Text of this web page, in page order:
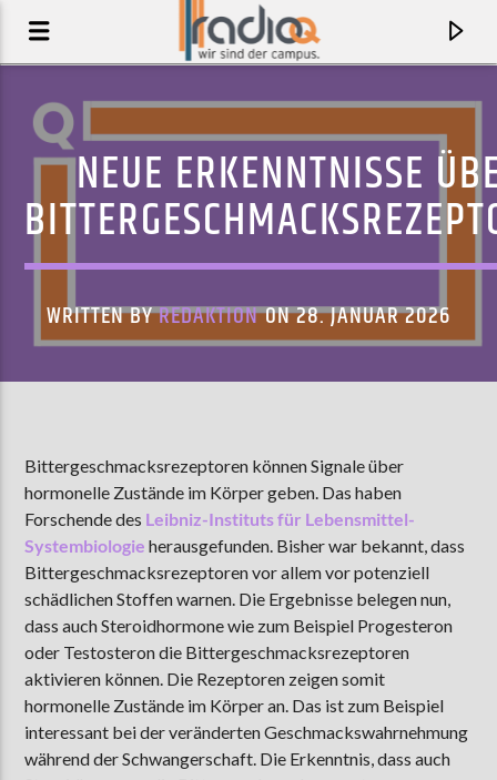
BACK AROUND
FEE VAN DEELEN
AKTUELLE SENDUNG
MOEBIUS
00:00 09:00
ZU HÖREN INMünster90,9 MHzSteinfurt103,9 MHz
NEUE ERKENNTNISSE
WRITTEN BYREDAKTIONON 28. JANUAR 2026
Bittergeschmacksrezeptoren können Signale über
hormonelle Zustände im Körper geben. Das haben
Forschende des Leibniz-Instituts für Lebensmittel-
Systembiologie herausgefunden. Bisher war bekannt, dass
Bittergeschmacksrezeptoren vor allem vor potenziell
schädlichen Stoffen warnen. Die Ergebnisse belegen nun,
dass auch Steroidhormone wie zum Beispiel Progesteron
oder Testosteron die Bittergeschmacksrezeptoren
aktivieren können. Die Rezeptoren zeigen somit
hormonelle Zustände im Körper an. Das ist zum Beispiel
interessant bei der veränderten Geschmackswahrnehmung
während der Schwangerschaft. Die Erkenntnis, dass auch